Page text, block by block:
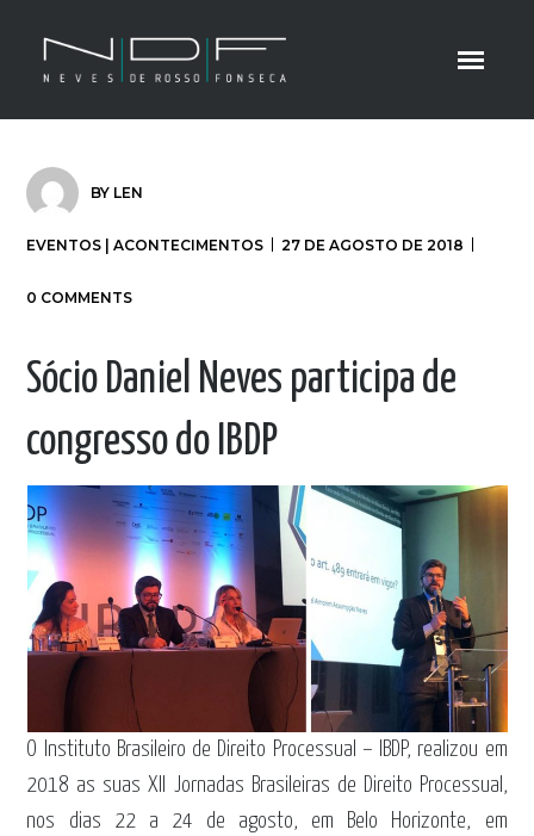
BY LEN
EVENTOS | ACONTECIMENTOS 27 DE AGOSTO DE 2018
0 COMMENTS
Sócio Daniel Neves participa de
congresso do IBDP
O Instituto Brasileiro de Direito Processual – IBDP, realizou em
2018 as suas XII Jornadas Brasileiras de Direito Processual,
nos dias 22 a 24 de agosto, em Belo Horizonte, em